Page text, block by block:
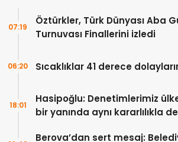
Öztürkler, Türk Dünyası Aba
Turnuvası Finallerini izledi
07:19
Sıcaklıklar 41 derece
06:20
Hasipoğlu: Denetimlerimiz
bir yanında aynı kararlılıkla
18:01
Berova’dan sert mesaj: